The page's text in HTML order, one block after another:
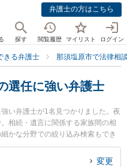
弁護士の方はこちら
探す 閲覧履歴 マイリスト ログイン
きる弁護士 那須塩原市で法律相
選任に強い弁護士
い弁護士が1名見つかりました。夜
相続・遺言に関係する家族間の相
かな分野での絞り込み検索もでき
雄弁護士のプロフィール情報や弁
那須塩原市で土日や夜間に発生し
変更